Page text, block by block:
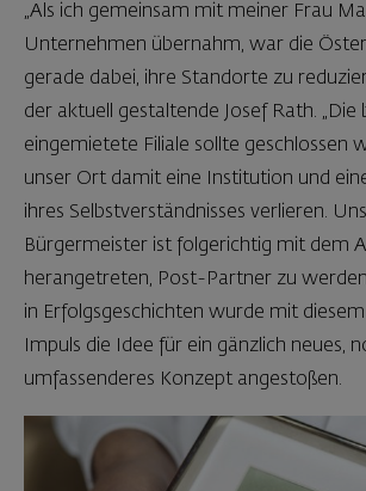
„Als ich gemeinsam mit meiner Frau
Unternehmen übernahm, war die
gerade dabei, ihre Standorte zu
der aktuell gestaltende Josef Rath. „Die
eingemietete Filiale sollte geschlossen
unser Ort damit eine Institution und
ihres Selbstverständnisses verlieren.
Bürgermeister ist folgerichtig mit dem
herangetreten, Post-Partner zu
in Erfolgsgeschichten wurde mit
Impuls die Idee für ein gänzlich neues,
umfassenderes Konzept angestoßen.